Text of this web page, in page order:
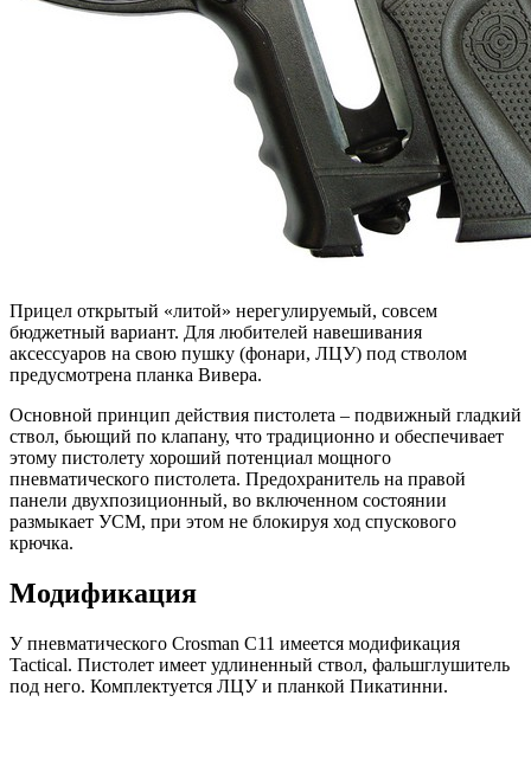
Прицел открытый «литой» нерегулируемый, совсем
бюджетный вариант. Для любителей навешивания
аксессуаров на свою пушку (фонари, ЛЦУ) под стволом
предусмотрена планка Вивера.
Основной принцип действия пистолета – подвижный гладкий
ствол, бьющий по клапану, что традиционно и обеспечивает
этому пистолету хороший потенциал мощного
пневматического пистолета. Предохранитель на правой
панели двухпозиционный, во включенном состоянии
размыкает УСМ, при этом не блокируя ход спускового
крючка.
Модификация
У пневматического Crosman C11 имеется модификация
Tactical. Пистолет имеет удлиненный ствол, фальшглушитель
под него. Комплектуется ЛЦУ и планкой Пикатинни.